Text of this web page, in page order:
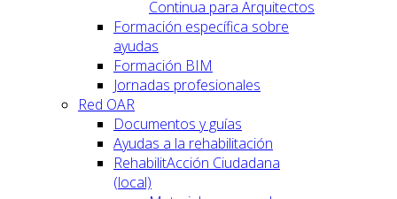
Continua para Arquitectos
Formación específica sobre
ayudas
Formación BIM
Jornadas profesionales
Red OAR
Documentos y guías
Ayudas a la rehabilitación
RehabilitAcción Ciudadana
(local)